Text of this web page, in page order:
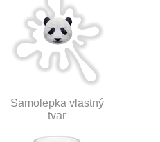
Samolepka vlastný
tvar